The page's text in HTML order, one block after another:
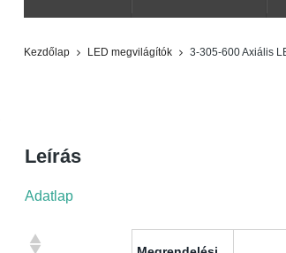
Kezdőlap LED megvilágítók 3-305-600 Axiális
megvilágító kétoldali
Leírás
Adatlap